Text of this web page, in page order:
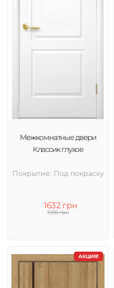
Межкомнатные двери
Классик глухое
Покрытие: Под покраску
1632 грн
1936 грн
АКЦИЯ!